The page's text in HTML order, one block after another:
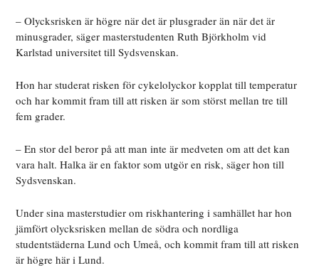
– Olycksrisken är högre när det är plusgrader än när det är
minusgrader, säger masterstudenten Ruth Björkholm vid
Karlstad universitet till Sydsvenskan.
Hon har studerat risken för cykelolyckor kopplat till temperatur
och har kommit fram till att risken är som störst mellan tre till
fem grader.
– En stor del beror på att man inte är medveten om att det kan
vara halt. Halka är en faktor som utgör en risk, säger hon till
Sydsvenskan.
Under sina masterstudier om riskhantering i samhället har hon
jämfört olycksrisken mellan de södra och nordliga
studentstäderna Lund och Umeå, och kommit fram till att risken
är högre här i Lund.